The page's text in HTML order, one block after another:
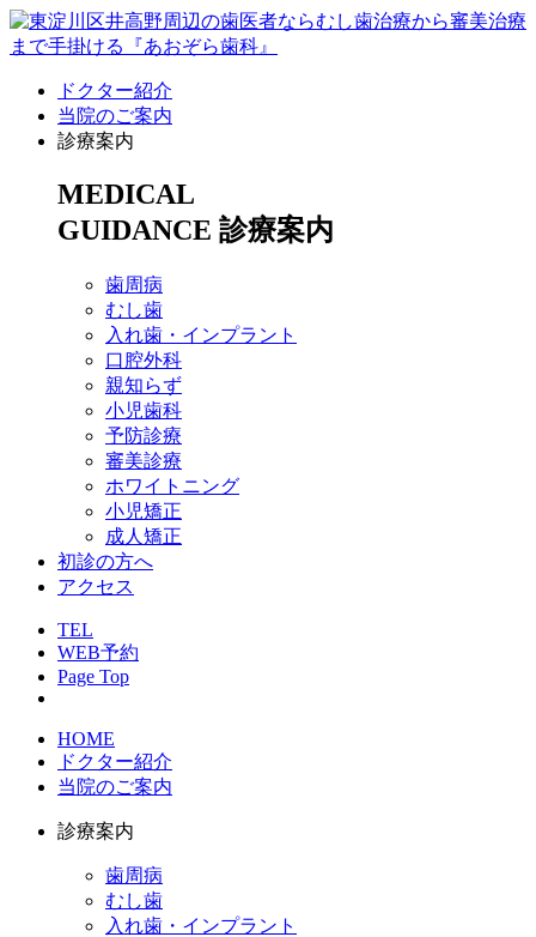
ドクター紹介
当院のご案内
診療案内
MEDICAL
GUIDANCE 診療案内
歯周病
むし歯
入れ歯・インプラント
口腔外科
親知らず
小児歯科
予防診療
審美診療
ホワイトニング
小児矯正
成人矯正
初診の方へ
アクセス
TEL
WEB予約
Page Top
HOME
ドクター紹介
当院のご案内
診療案内
歯周病
むし歯
入れ歯・インプラント